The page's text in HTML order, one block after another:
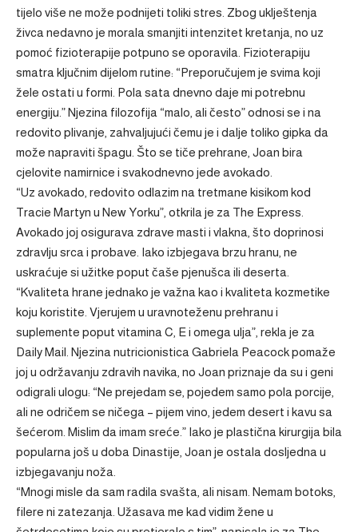
tijelo više ne može podnijeti toliki stres. Zbog uklještenja
živca nedavno je morala smanjiti intenzitet kretanja, no uz
pomoć fizioterapije potpuno se oporavila. Fizioterapiju
smatra ključnim dijelom rutine: “Preporučujem je svima koji
žele ostati u formi. Pola sata dnevno daje mi potrebnu
energiju.” Njezina filozofija “malo, ali često” odnosi se i na
redovito plivanje, zahvaljujući čemu je i dalje toliko gipka da
može napraviti špagu. Što se tiče prehrane, Joan bira
cjelovite namirnice i svakodnevno jede avokado.
“Uz avokado, redovito odlazim na tretmane kisikom kod
Tracie Martyn u New Yorku”, otkrila je za The Express.
Avokado joj osigurava zdrave masti i vlakna, što doprinosi
zdravlju srca i probave. Iako izbjegava brzu hranu, ne
uskraćuje si užitke poput čaše pjenušca ili deserta.
“Kvaliteta hrane jednako je važna kao i kvaliteta kozmetike
koju koristite. Vjerujem u uravnoteženu prehranu i
suplemente poput vitamina C, E i omega ulja”, rekla je za
Daily Mail. Njezina nutricionistica Gabriela Peacock pomaže
joj u održavanju zdravih navika, no Joan priznaje da su i geni
odigrali ulogu: “Ne prejedam se, pojedem samo pola porcije,
ali ne odričem se ničega – pijem vino, jedem desert i kavu sa
šećerom. Mislim da imam sreće.” Iako je plastična kirurgija bila
popularna još u doba Dinastije, Joan je ostala dosljedna u
izbjegavanju noža.
“Mnogi misle da sam radila svašta, ali nisam. Nemam botoks,
filere ni zatezanja. Užasava me kad vidim žene u